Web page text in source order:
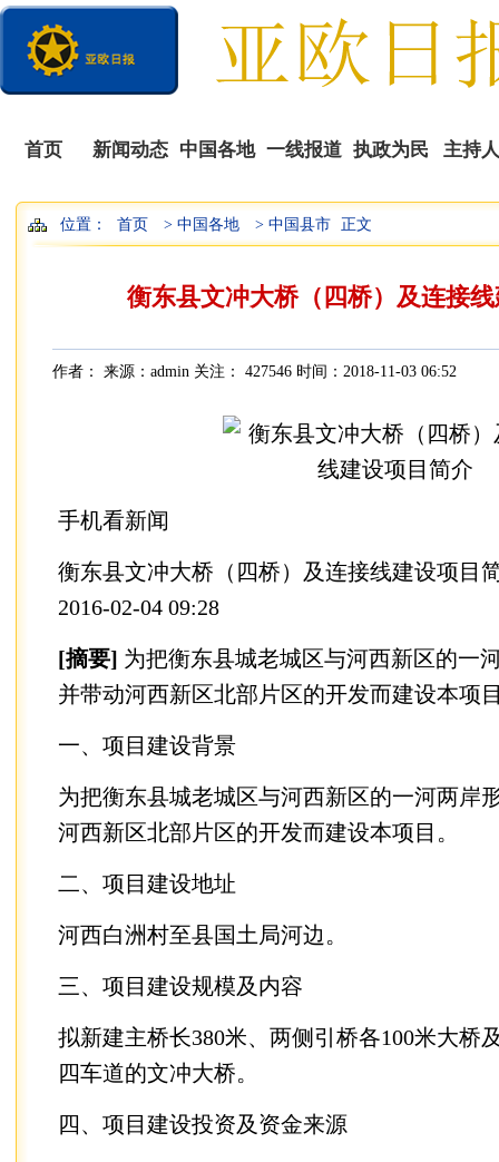
首页 新闻动态 中国各地 一线报道 执政为民 主持
播
位置： 首页 > 中国各地 > 中国县市 正文
衡东县文冲大桥（四桥）及连接
作者： 来源：admin 关注： 427546 时间：2018-11-03 06:52
手机看新闻
衡东县文冲大桥（四桥）及连接线建设项目
2016-02-04 09:28
[摘要] 为把衡东县城老城区与河西新区的一
并带动河西新区北部片区的开发而建设本项
一、项目建设背景
为把衡东县城老城区与河西新区的一河两岸
河西新区北部片区的开发而建设本项目。
二、项目建设地址
河西白洲村至县国土局河边。
三、项目建设规模及内容
拟新建主桥长380米、两侧引桥各100米大桥
四车道的文冲大桥。
四、项目建设投资及资金来源